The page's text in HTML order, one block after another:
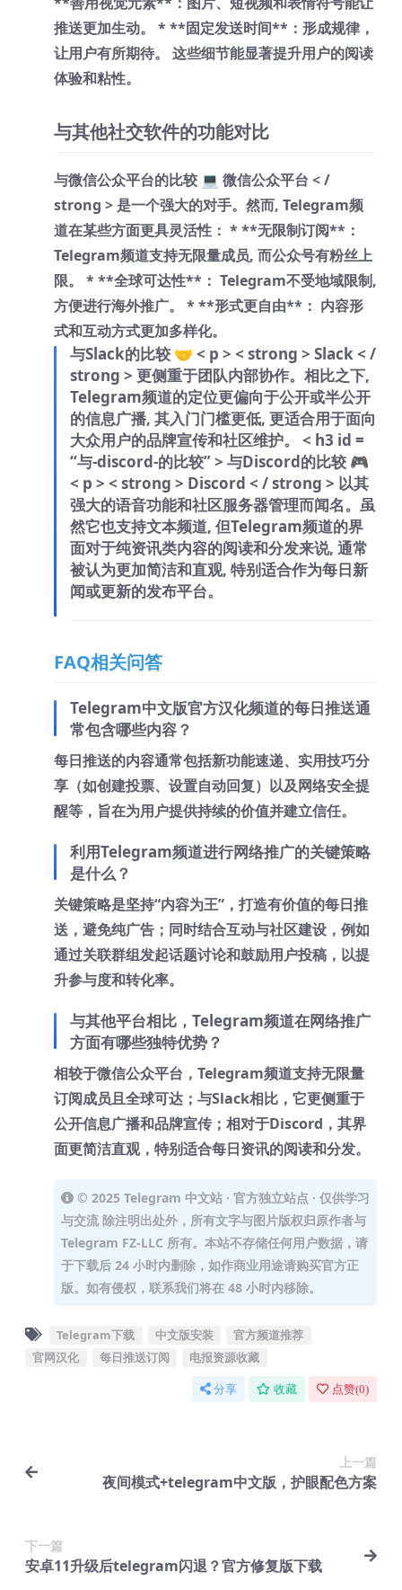
推送更加生动。 * **固定发送时间**：形成规律，
让用户有所期待。 这些细节能显著提升用户的阅读
体验和粘性。
与其他社交软件的功能对比
与微信公众平台的比较 💻 微信公众平台 < /
strong > 是一个强大的对手。然而, Telegram频
道在某些方面更具灵活性： * **无限制订阅**：
Telegram频道支持无限量成员, 而公众号有粉丝上
限。 * **全球可达性**： Telegram不受地域限制,
方便进行海外推广。 * **形式更自由**： 内容形
式和互动方式更加多样化。
与Slack的比较 🤝 < p > < strong > Slack < /
strong > 更侧重于团队内部协作。相比之下,
Telegram频道的定位更偏向于公开或半公开
的信息广播, 其入门门槛更低, 更适合用于面向
大众用户的品牌宣传和社区维护。 < h3 id =
“与-discord-的比较” > 与Discord的比较 🎮
< p > < strong > Discord < / strong > 以其
强大的语音功能和社区服务器管理而闻名。虽
然它也支持文本频道, 但Telegram频道的界
面对于纯资讯类内容的阅读和分发来说, 通常
被认为更加简洁和直观, 特别适合作为每日新
闻或更新的发布平台。
FAQ相关问答
Telegram中文版官方汉化频道的每日推送通
常包含哪些内容？
每日推送的内容通常包括新功能速递、实用技巧分
享（如创建投票、设置自动回复）以及网络安全提
醒等，旨在为用户提供持续的价值并建立信任。
利用Telegram频道进行网络推广的关键策略
是什么？
关键策略是坚持“内容为王”，打造有价值的每日推
送，避免纯广告；同时结合互动与社区建设，例如
通过关联群组发起话题讨论和鼓励用户投稿，以提
升参与度和转化率。
与其他平台相比，Telegram频道在网络推广
方面有哪些独特优势？
相较于微信公众平台，Telegram频道支持无限量
订阅成员且全球可达；与Slack相比，它更侧重于
公开信息广播和品牌宣传；相对于Discord，其界
面更简洁直观，特别适合每日资讯的阅读和分发。
© 2025 Telegram 中文站 · 官方独立站点 · 仅供学习
与交流 除注明出处外，所有文字与图片版权归原作者与
Telegram FZ-LLC 所有。本站不存储任何用户数据，请
于下载后 24 小时内删除，如作商业用途请购买官方正
版。如有侵权，联系我们将在 48 小时内移除。
Telegram下载 中文版安装
官方频道推荐
官网汉化
每日推送订阅 电报资源收藏
分享 收藏 点赞(0)
上一篇
夜间模式+telegram中文版，护眼配色方案
下一篇
安卓11升级后telegram闪退？官方修复版下载